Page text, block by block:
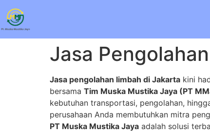
Jasa
Jasa pengolahan limbah di Jakarta kini
bersama Tim Muska Mustika Jaya (PT
kebutuhan transportasi, pengolahan,
perusahaan Anda membutuhkan mitra
PT Muska Mustika Jaya adalah solusi